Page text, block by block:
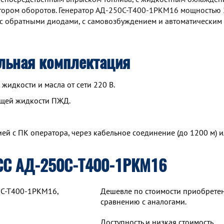
оборотов. Генератор АД-250С-Т400-1РКМ16 мощностью
диодами, с самовозбуждением и автоматическим
комплектация
и масла от сети 220 В.
жидкости ПЖД.
с ПК оператора, через кабельное соединение (до 1200 м)
АД-250С-Т400-1РКМ16
Т400-1РКМ16,
Дешевле по стоимости
сравнению с аналогами.
Доступность и низкая стоимость